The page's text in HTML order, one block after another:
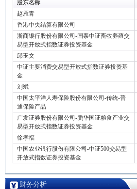
股东名称
赵雁青
香港中央结算有限公司
浙商银行股份有限公司-国泰中证畜牧养殖交
易型开放式指数证券投资基金
邱玉文
中证主要消费交易型开放式指数证券投资基
金
刘斌
中国太平洋人寿保险股份有限公司-传统-普
通保险产品
广发证券股份有限公司-鹏华国证粮食产业交
易型开放式指数证券投资基金
徐孝福
中国农业银行股份有限公司-中证500交易型
开放式指数证券投资基金
财务分析